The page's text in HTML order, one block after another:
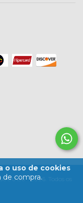
o uso de cookies
de compra.- 2026. Todos os